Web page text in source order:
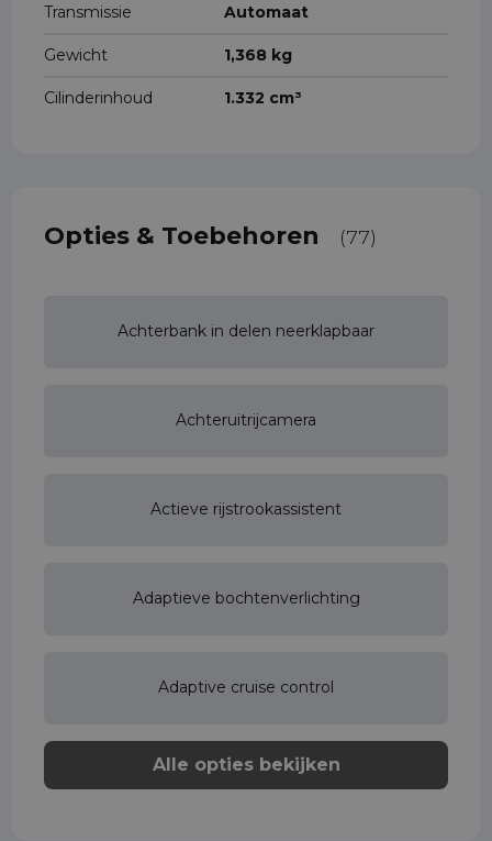
Transmissie Automaat
Gewicht 1,368 kg
Cilinderinhoud 1.332 cm³
Opties & Toebehoren (77)
Achterbank in delen neerklapbaar
Achteruitrijcamera
Actieve rijstrookassistent
Adaptieve bochtenverlichting
Adaptive cruise control
Alle opties bekijken